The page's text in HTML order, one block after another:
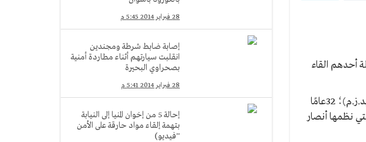
الإخوان أثناء محاولة أحدهم القاء
تلقى مدير الأمن اللواء الشافعي حسن، إخطارًا عن ضبط (عبد الرحم.أ.م)؛ 17عامًا "طالب"، و(سيد.ز.م)؛ 32عامًا
في المسيرة التي نظمها أنصار
28 فبراير 2014 5:45 م
إصابة ضابط شرطة ومجندين
انقلبت سيارتهم أثناء مطاردة أمنية
بصحراوي البحيرة
28 فبراير 2014 5:41 م
إحالة 5 من إخوان المنيا إلى النيابة
بتهمة إلقاء مواد حارقة على الأمن
''فيديو)